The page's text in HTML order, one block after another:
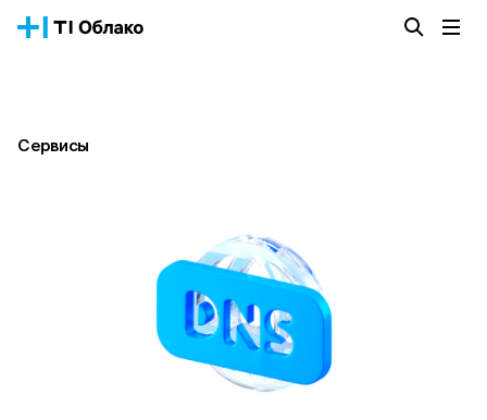
Истории успеха
Получить консультацию
Сервисы